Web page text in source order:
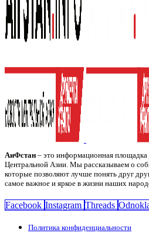
АиФстан – это информационная площадка
Центральной Азии. Мы рассказываем о
которые позволяют лучше понять друг
самое важное и яркое в жизни наших
Facebook Instagram Threads
Политика конфиденциальности